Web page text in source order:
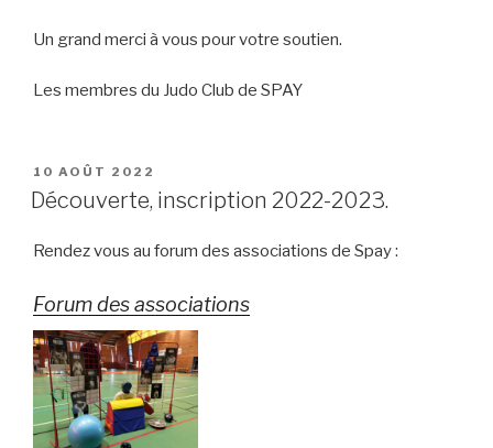
Un grand merci à vous pour votre soutien.
Les membres du Judo Club de SPAY
PUBLIÉ
LE
10 AOÛT 2022
Découverte, inscription 2022-2023.
Rendez vous au forum des associations de Spay :
Forum des associations